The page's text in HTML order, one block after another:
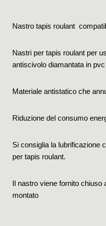
Nastro tapis roulant
Nastri per tapis roulant per
antiscivolo diamantata in
Materiale antistatico che
Riduzione del consumo
Si consiglia la lubrificazione
per tapis roulant.
Il nastro viene fornito chiuso
montato